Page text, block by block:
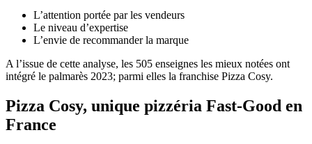
L’attention portée par les vendeurs
Le niveau d’expertise
L’envie de recommander la marque
A l’issue de cette analyse, les 505 enseignes les mieux notées ont
intégré le palmarès 2023; parmi elles la franchise Pizza Cosy.
Pizza Cosy, unique pizzéria Fast-Good en
France